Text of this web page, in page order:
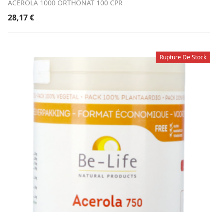
ACEROLA 1000 ORTHONAT 100 CPR
28,17€
Rupture De Stock